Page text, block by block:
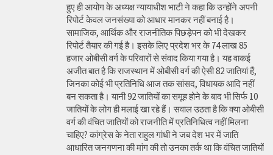
हुए ही आयोग के अध्यक्ष न्यायाधीश भाटी ने कहा कि उन्होंने अपनी
रिपोर्ट केवल जनसंख्या को आधार मानकर नहीं बनाई है।
सामाजिक, आर्थिक और राजनीतिक पिछड़ेपन को भी देखकर
रिपोर्ट तैयार की गई है। इसके लिए प्रदेश भर के 74 लाख 85
हजार ओबीसी वर्ग के परिवारों से संवाद किया गया है। यह वाकई
अजीत बात है कि राजस्थान में ओबीसी वर्ग की ऐसी 82 जातियां हैं,
जिनका कोई भी प्रतिनिधि आज तक सांसद, विधायक आदि नहीं
बन सकता है। यानी 92 जातियों का समूह होने के बाद भी सिर्फ 10
जातियों के लोग ही मलाई खा रहे हैं। सवाल उठता है कि क्या ओबीसी
वर्ग की वंचित जातियों को राजनीति में प्रतिनिधित्व नहीं मिलना
चाहिए? कांग्रेस के नेता राहुल गांधी ने जब देश भर में जाति
आधारित जनगणना की मांग की तो उनका तर्क था कि वंचित जातियों